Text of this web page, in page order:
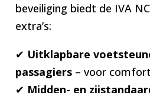
beveiliging biedt de IVA
extra’s:
✔ Uitklapbare
passagiers – voor
✔ Midden- en